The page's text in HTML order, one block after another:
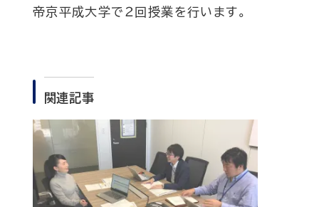
帝京平成大学で２回授業を行います。
関連記事